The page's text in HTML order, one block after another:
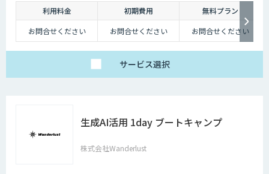
利用料金 初期費用
無料プラン
お問合せください
お問合せください お問合せください
サービス選択
生成AI活用 1day ブートキャンプ
株式会社Wanderlust